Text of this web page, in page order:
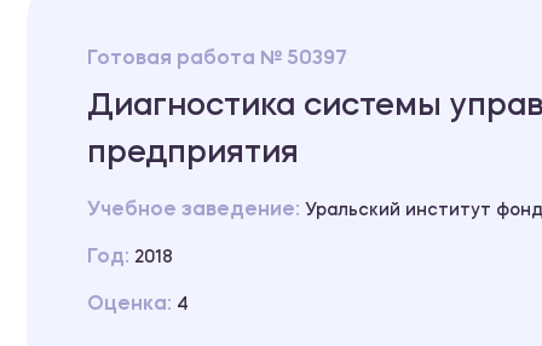
Готовая работа № 50397
Диагностика системы
предприятия
Учебное заведение: Уральский институт
Год: 2018
Оценка: 4